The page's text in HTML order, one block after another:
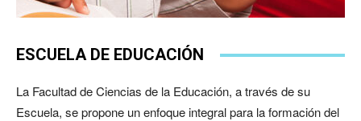
ESCUELA DE EDUCACIÓN
La Facultad de Ciencias de la Educación, a través de su
Escuela, se propone un enfoque integral para la formación del